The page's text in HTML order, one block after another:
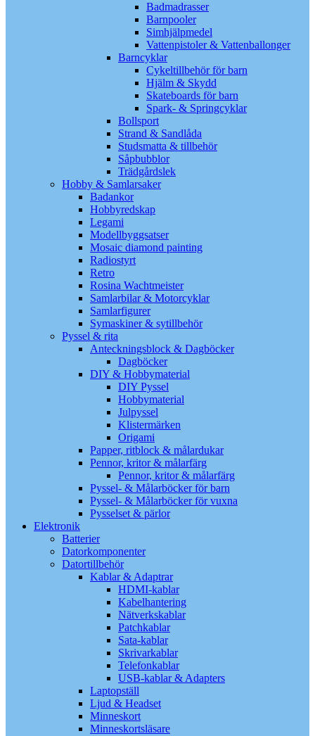
Badmadrasser
Barnpooler
Simhjälpmedel
Vattenpistoler & Vattenballonger
Barncyklar
Cykeltillbehör för barn
Hjälm & Skydd
Skateboards för barn
Spark- & Springcyklar
Bollsport
Strand & Sandlåda
Studsmatta & tillbehör
Såpbubblor
Trädgårdslek
Hobby & Samlarsaker
Badankor
Hobbyredskap
Legami
Modellbyggsatser
Mosaic diamond painting
Radiostyrt
Retro
Rosina Wachtmeister
Samlarbilar & Motorcyklar
Samlarfigurer
Symaskiner & sytillbehör
Pyssel & rita
Anteckningsblock & Dagböcker
Dagböcker
DIY & Hobbymaterial
DIY Pyssel
Hobbymaterial
Julpyssel
Klistermärken
Origami
Papper, ritblock & målardukar
Pennor, kritor & målarfärg
Pennor, kritor & målarfärg
Pyssel- & Målarböcker för barn
Pyssel- & Målarböcker för vuxna
Pysselset & pärlor
Elektronik
Batterier
Datorkomponenter
Datortillbehör
Kablar & Adaptrar
HDMI-kablar
Kabelhantering
Nätverkskablar
Patchkablar
Sata-kablar
Skrivarkablar
Telefonkablar
USB-kablar & Adapters
Laptopställ
Ljud & Headset
Minneskort
Minneskortsläsare